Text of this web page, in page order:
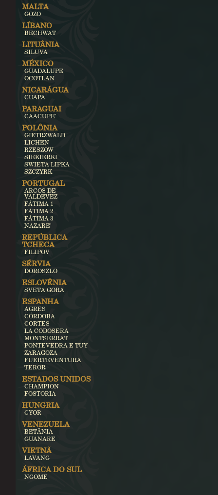
MALTA
GOZO
LÍBANO
BECHWAT
LITUÂNIA
SILUVA
MÉXICO
GUADALUPE
OCOTLAN
NICARÁGUA
CUAPA
PARAGUAI
CAACUPE'
POLÔNIA
GIETRZWALD
LICHEN
RZESZOW
SIEKIERKI
SWIETA LIPKA
SZCZYRK
PORTUGAL
ARCOS DE
VALDEVEZ
FÁTIMA 1
FÁTIMA 2
FÁTIMA 3
NAZARE'
REPÚBLICA
TCHECA
FILIPOV
SÉRVIA
DOROSZLO
ESLOVÊNIA
SVETA GORA
ESPANHA
AGRES
CÓRDOBA
CORTES
LA CODOSERA
MONTSERRAT
PONTEVEDRA E TUY
ZARAGOZA
FUERTEVENTURA
TEROR
ESTADOS UNIDOS
CHAMPION
FOSTORIA
HUNGRIA
GYOR
VENEZUELA
BETÂNIA
GUANARE
VIETNÃ
LAVANG
ÁFRICA DO SUL
NGOME